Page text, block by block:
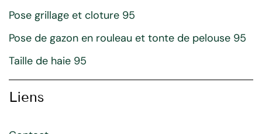
Pose grillage et cloture 95
Pose de gazon en rouleau et tonte de pelouse 95
Taille de haie 95
Liens